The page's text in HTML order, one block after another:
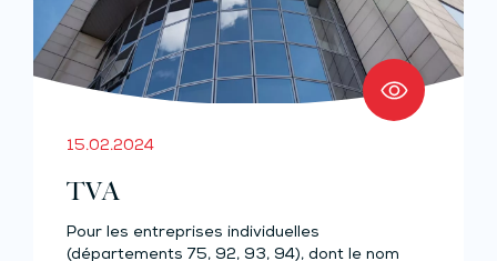
15.02.2024
TVA
Pour les entreprises individuelles
(départements 75, 92, 93, 94), dont le nom